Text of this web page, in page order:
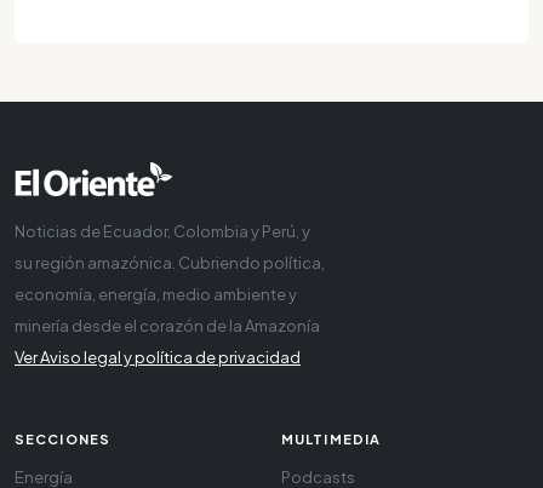
Noticias de Ecuador, Colombia y Perú, y
su región amazónica. Cubriendo política,
economía, energía, medio ambiente y
minería desde el corazón de la Amazonía
Ver Aviso legal y política de privacidad
SECCIONES
Energía
MULTIMEDIA
Podcasts